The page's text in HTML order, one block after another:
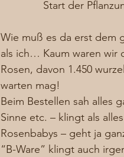
Start der
Wie muß es da erst dem
als ich… Kaum waren wir
Rosen, davon 1.450
warten mag!
Beim Bestellen sah alles
Sinne etc. – klingt als
Rosenbabys – geht ja
“B-Ware” klingt auch